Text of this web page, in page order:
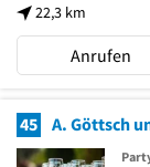
22,3 km
Anrufen
45 A. Göttsch